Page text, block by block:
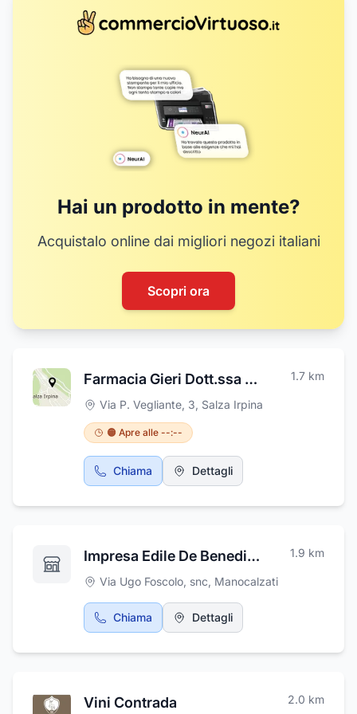
Hai un prodotto in mente?
Acquistalo online dai migliori negozi italiani
Scopri ora
Farmacia Gieri Dott.ssa Mirella 1.7 km
Via P. Vegliante, 3, Salza Irpina
🟠 Apre alle --:--
Chiama Dettagli
Impresa Edile De Benedictis Diego 1.9 km
Via Ugo Foscolo, snc, Manocalzati
Chiama Dettagli
Vini Contrada 2.0 km